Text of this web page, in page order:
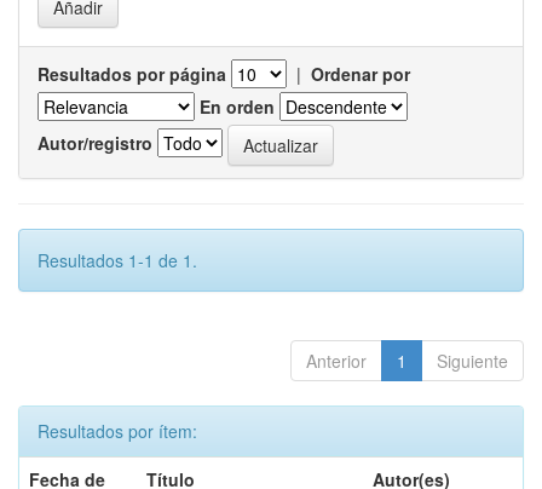
Resultados por página | Ordenar por
En orden
Autor/registro
Resultados 1-1 de 1.
Anterior 1 Siguiente
Resultados por ítem:
Fecha de
Título Autor(es)